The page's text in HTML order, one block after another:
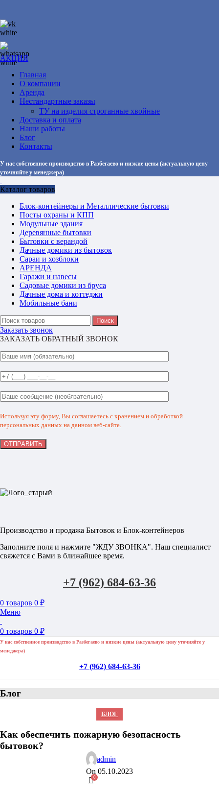
АКЦИЯ
Главная
О компании
Аренда
Нестандартные заказы
ТУ на изделия строганные хвойные
Доставка и оплата
Наши работы
Блог
Контакты
У нас собственное производство в Разбегаево и низкие цены (актуальную цену
уточняйте у менеджера)
Каталог товаров
Блок-контейнеры и Металлические бытовки
Посты охраны и КПП
Модульные здания
Деревянные бытовки
Бытовки с верандой
Дачные домики из бытовок
Сараи и хозблоки
АРЕНДА
Гаражи и навесы
Садовые домики из бруса
Дачные дома и коттеджи
Мобильные бани
Поиск
Заказать звонок
ЗАКАЗАТЬ ОБРАТНЫЙ ЗВОНОК
Используя эту форму, Вы соглашаетесь с хранением и обработкой
персональных данных на данном веб-сайте.
Производство и продажа Бытовок и Блок-контейнеров
Заполните поля и нажмите "ЖДУ ЗВОНКА". Наш специалист
свяжется с Вами в ближайшее время.
+7 (962) 684-63-36
0 товаров 0 ₽
Меню
0 товаров 0 ₽
У нас собственное производство в Разбегаево и низкие цены (актуальную цену уточняйте у
менеджера)
+7 (962) 684-63-36
Блог
БЛОГ
Как обеспечить пожарную безопасность
бытовок?
admin
On 05.10.2023
0